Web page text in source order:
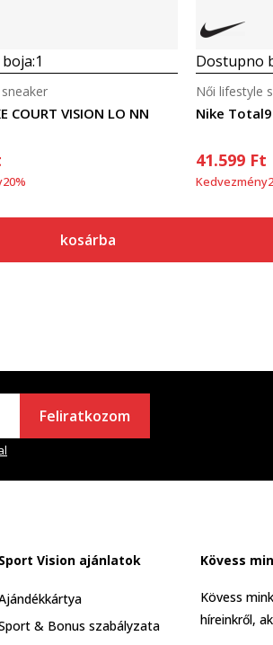
1
COURT VISION LO NN
20%
kosárba
Dostupno
Nike
Női lifestyle
41.599 Ft
Kedvezmény
Feliratkozom
Sport Vision ajánlatok
& Bonus szabályzata
Kövess
Kövess
híreinkről,